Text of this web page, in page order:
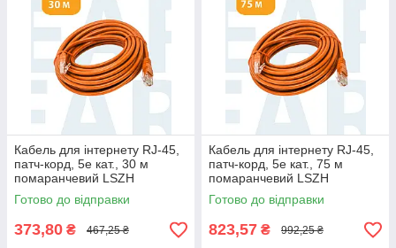
Кабель для інтернету RJ-45,
патч-корд, 5е кат., 30 м
помаранчевий LSZH
(негорючий)
Готово до відправки
373,80 ₴ 467,25 ₴
Кабель для інтернету RJ-45,
патч-корд, 5е кат., 75 м
помаранчевий LSZH
(негорючий)
Готово до відправки
823,57 ₴ 992,25 ₴